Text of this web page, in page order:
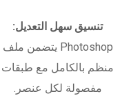
تنسيق سهل التعديل:
يتضمن ملف Photoshop
منظم بالكامل مع طبقات
مفصولة لكل عنصر.